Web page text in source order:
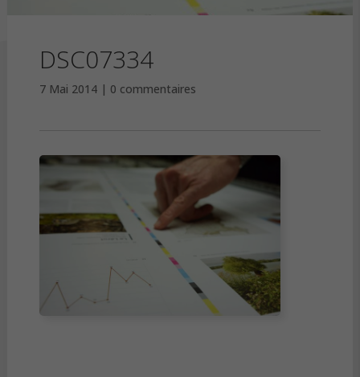
DSC07334
7 Mai 2014 0 commentaires